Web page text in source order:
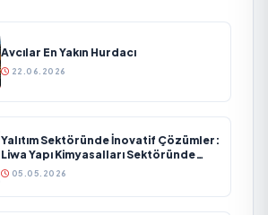
Avcılar En Yakın Hurdacı
22.06.2026
Yalıtım Sektöründe İnovatif Çözümler:
Liwa Yapı Kimyasalları Sektöründe
Büyümesini Sürdürüyor
05.05.2026